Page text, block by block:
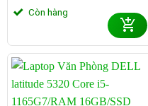
Còn hàng